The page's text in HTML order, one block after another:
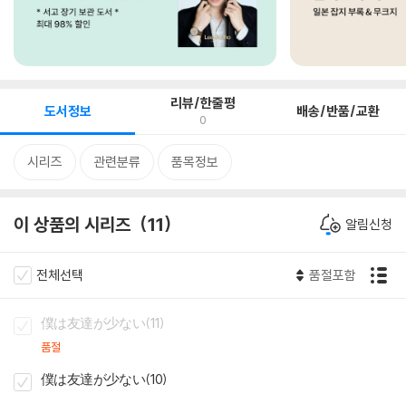
도서정보 리뷰/한줄평
0 배송/반품/교환
시리즈 관련분류 품목정보
이 상품의 시리즈 11 알림신청
전체선택 품절포함
僕は友達が少ない(11)
품절
僕は友達が少ない(10)